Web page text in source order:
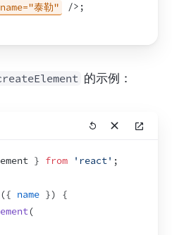
name="泰勒" /> ;
的示例：
} from 'react' ;
({ name })
{
(